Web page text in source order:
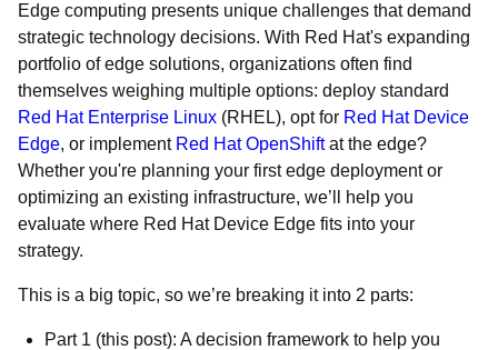
Edge computing presents unique challenges that demand
strategic technology decisions. With Red Hat's expanding
portfolio of edge solutions, organizations often find
themselves weighing multiple options: deploy standard
Red Hat Enterprise Linux (RHEL), opt for Red Hat Device
Edge, or implement Red Hat OpenShiftat the edge?
Whether you're planning your first edge deployment or
optimizing an existing infrastructure, we’ll help you
evaluate where Red Hat Device Edge fits into your
strategy.
This is a big topic, so we’re breaking it into 2 parts:
Part 1 (this post): A decision framework to help you